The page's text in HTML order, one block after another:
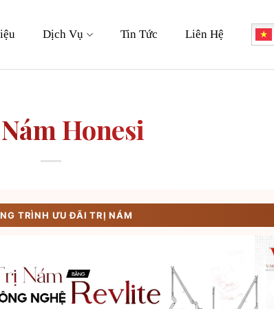
Dịch Vụ Tin Tức Liên Hệ
Honesi
TRÌNH ƯU ĐÃI TRỊ NÁM